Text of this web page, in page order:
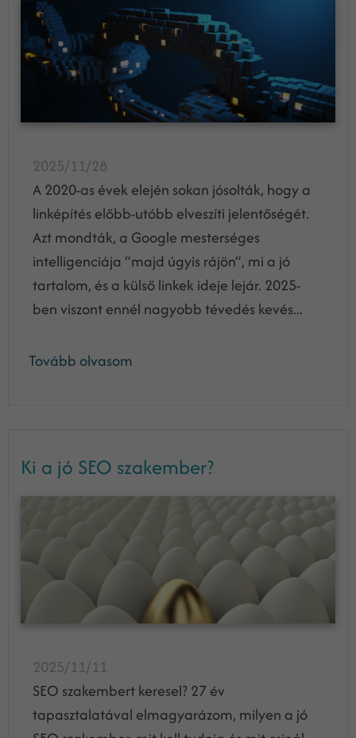
2025/11/28
A 2020-as évek elején sokan jósolták, hogy a
linképítés előbb-utóbb elveszíti jelentőségét.
Azt mondták, a Google mesterséges
intelligenciája “majd úgyis rájön”, mi a jó
tartalom, és a külső linkek ideje lejár. 2025-
ben viszont ennél nagyobb tévedés kevés...
Tovább olvasom
Ki a jó SEO szakember?
2025/11/11
SEO szakembert keresel? 27 év
tapasztalatával elmagyarázom, milyen a jó